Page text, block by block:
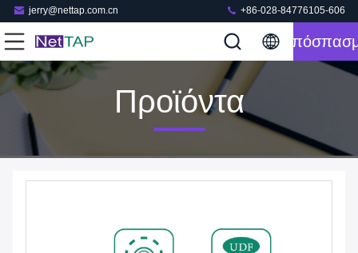
jerry@nettap.com.cn +86-028-84776105-606
Προϊόντα